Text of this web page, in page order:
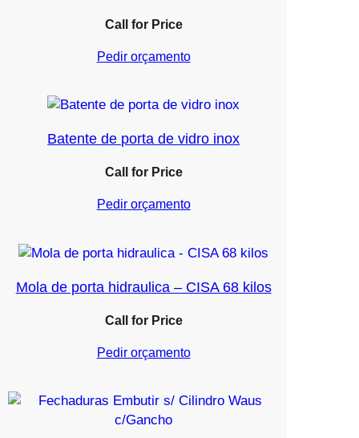
Call for Price
Pedir orçamento
Batente de porta de vidro inox
Call for Price
Pedir orçamento
Mola de porta hidraulica – CISA 68 kilos
Call for Price
Pedir orçamento